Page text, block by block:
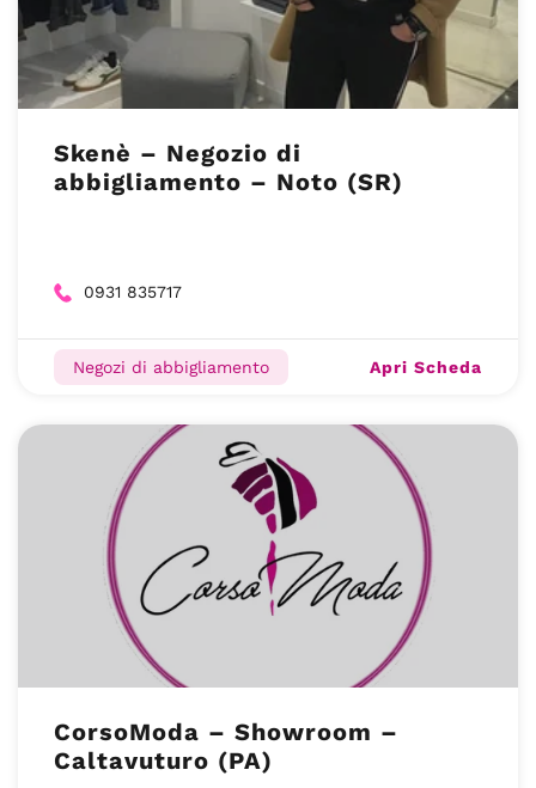
Skenè – Negozio di
abbigliamento – Noto (SR)
0931 835717
Negozi di abbigliamento Apri Scheda
CorsoModa – Showroom –
Caltavuturo (PA)